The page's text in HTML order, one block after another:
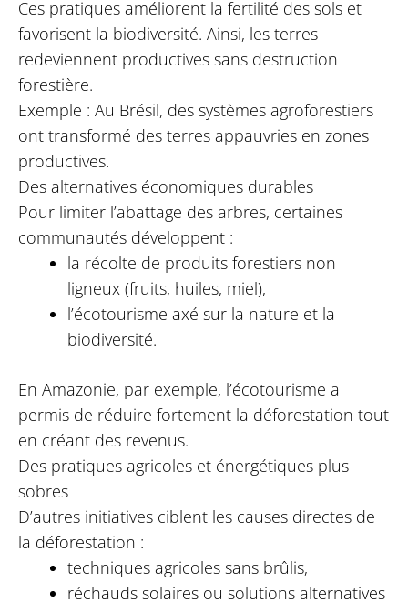
Ces pratiques améliorent la fertilité des sols et
favorisent la biodiversité. Ainsi, les terres
redeviennent productives sans destruction
forestière.
Exemple : Au Brésil, des systèmes agroforestiers
ont transformé des terres appauvries en zones
productives.
Des alternatives économiques durables
Pour limiter l’abattage des arbres, certaines
communautés développent :
la récolte de produits forestiers non
ligneux (fruits, huiles, miel),
l’écotourisme axé sur la nature et la
biodiversité.
En Amazonie, par exemple, l’écotourisme a
permis de réduire fortement la déforestation tout
en créant des revenus.
Des pratiques agricoles et énergétiques plus
sobres
D’autres initiatives ciblent les causes directes de
la déforestation :
techniques agricoles sans brûlis,
réchauds solaires ou solutions alternatives